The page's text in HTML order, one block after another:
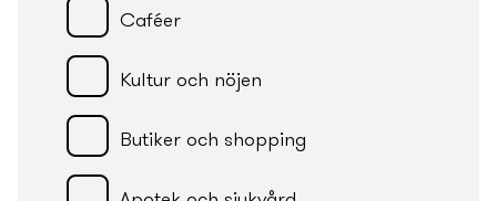
Caféer
Kultur och nöjen
Butiker och shopping